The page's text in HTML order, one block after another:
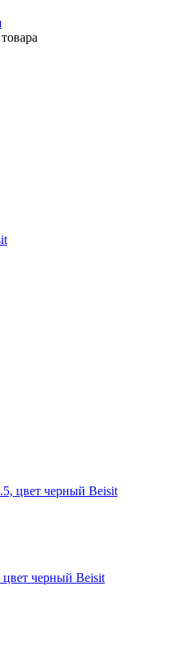
черный Beisit